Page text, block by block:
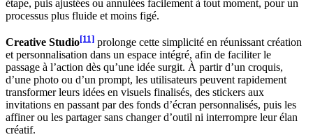
étape, puis ajustées ou annulées facilement à tout moment, pour un
processus plus fluide et moins figé.
Creative Studio[11] prolonge cette simplicité en réunissant création
et personnalisation dans un espace intégré, afin de faciliter le
passage à l’action dès qu’une idée surgit. À partir d’un croquis,
d’une photo ou d’un prompt, les utilisateurs peuvent rapidement
transformer leurs idées en visuels finalisés, des stickers aux
invitations en passant par des fonds d’écran personnalisés, puis les
affiner ou les partager sans changer d’outil ni interrompre leur élan
créatif.